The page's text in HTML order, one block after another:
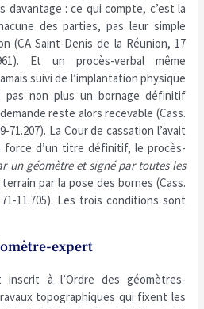
: ce qui compte, c’est la
des parties, pas leur simple
(CA Saint-Denis de la Réunion, 17
Et un procès-verbal même
suivi de l’implantation physique
pas non plus un bornage définitif
reste alors recevable (Cass.
71.207). La Cour de cassation l’avait
force d’un titre définitif, le procès-
un géomètre et signé par toutes les
par la pose des bornes (Cass.
11.705). Les trois conditions sont
expert
inscrit à l’Ordre des géomètres-
topographiques qui fixent les